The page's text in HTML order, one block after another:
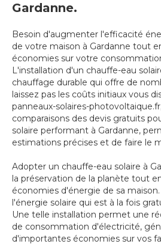
Gardanne.
Besoin d'augmenter l'efficacité
de votre maison à Gardanne tout
économies sur votre
L'installation d'un chauffe-eau
chauffage durable qui offre de
laissez pas les coûts initiaux vous
panneaux-solaires-
comparaisons des devis gratuits
solaire performant à Gardanne,
estimations précises et de faire le
Adopter un chauffe-eau solaire à
la préservation de la planète tout
économies d'énergie de sa
l'énergie solaire qui est à la fois
Une telle installation permet une
de consommation d'électricité,
d'importantes économies sur vos